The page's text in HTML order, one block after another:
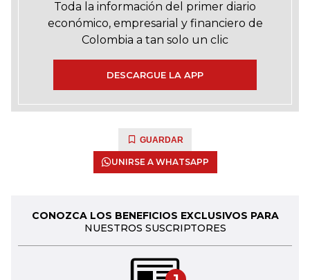
Toda la información del primer diario
económico, empresarial y financiero de
Colombia a tan solo un clic
DESCARGUE LA APP
GUARDAR
UNIRSE A WHATSAPP
CONOZCA LOS BENEFICIOS EXCLUSIVOS PARA
NUESTROS SUSCRIPTORES